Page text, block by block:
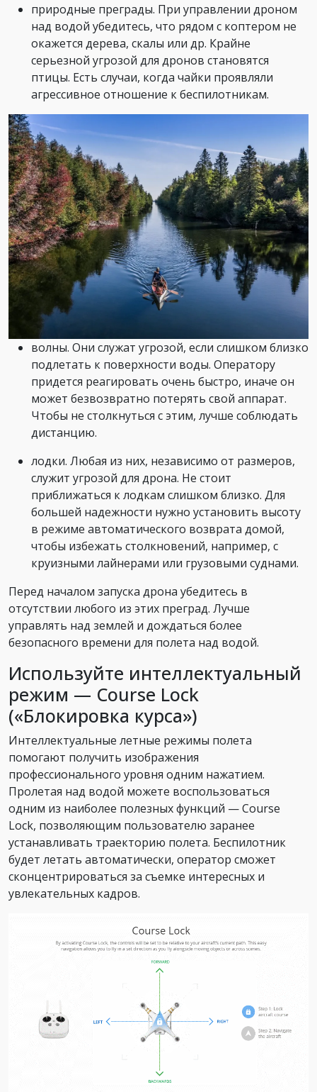
природные преграды. При управлении дроном
над водой убедитесь, что рядом с коптером не
окажется дерева, скалы или др. Крайне
серьезной угрозой для дронов становятся
птицы. Есть случаи, когда чайки проявляли
агрессивное отношение к беспилотникам.
волны. Они служат угрозой, если слишком близко
подлетать к поверхности воды. Оператору
придется реагировать очень быстро, иначе он
может безвозвратно потерять свой аппарат.
Чтобы не столкнуться с этим, лучше соблюдать
дистанцию.
лодки. Любая из них, независимо от размеров,
служит угрозой для дрона. Не стоит
приближаться к лодкам слишком близко. Для
большей надежности нужно установить высоту
в режиме автоматического возврата домой,
чтобы избежать столкновений, например, с
круизными лайнерами или грузовыми суднами.
Перед началом запуска дрона убедитесь в
отсутствии любого из этих преград. Лучше
управлять над землей и дождаться более
безопасного времени для полета над водой.
Используйте интеллектуальный
режим — Course Lock
(«Блокировка курса»)
Интеллектуальные летные режимы полета
помогают получить изображения
профессионального уровня одним нажатием.
Пролетая над водой можете воспользоваться
одним из наиболее полезных функций — Course
Lock, позволяющим пользователю заранее
устанавливать траекторию полета. Беспилотник
будет летать автоматически, оператор сможет
сконцентрироваться за съемке интересных и
увлекательных кадров.